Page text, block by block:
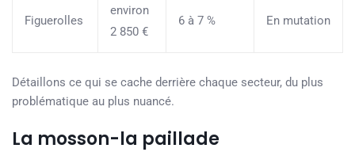
Figuerolles
environ
2 850 €
6 à 7 % En mutation
Détaillons ce qui se cache derrière chaque secteur, du plus
problématique au plus nuancé.
La mosson-la paillade